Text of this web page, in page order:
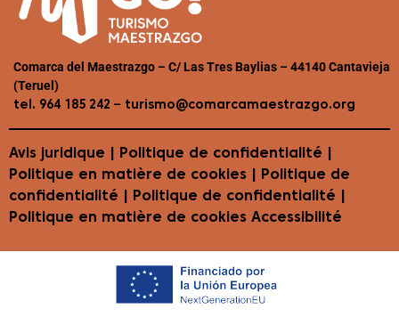
Comarca del Maestrazgo – C/ Las Tres Baylias – 44140 Cantavieja
(Teruel)
tel. 964 185 242 – turismo@comarcamaestrazgo.org
Avis juridique Politique de confidentialité
Politique en matière de cookies | Politique de
confidentialité | Politique de confidentialité |
Politique en matière de cookies Accessibilité